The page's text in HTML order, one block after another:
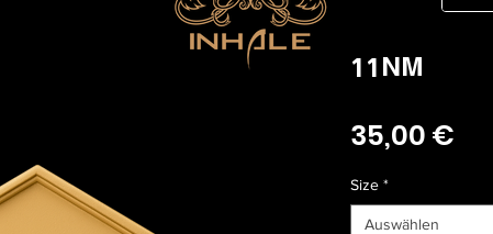
11NM
35,00 €
Size *
Auswählen